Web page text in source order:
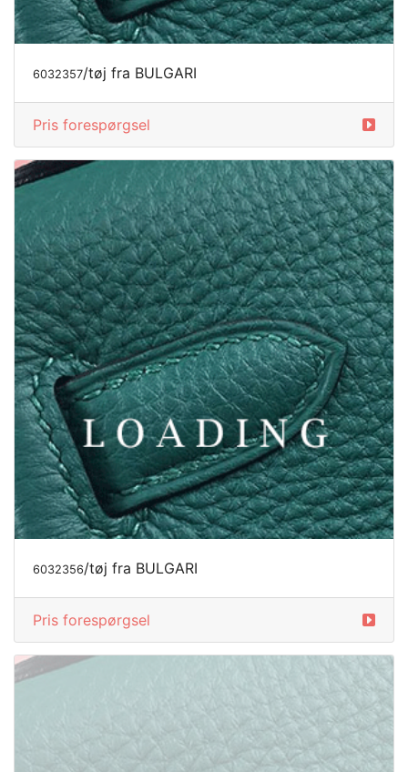
6035687/smykker fra BULGARI
Pris forespørgsel
/tøj fra BULGARI